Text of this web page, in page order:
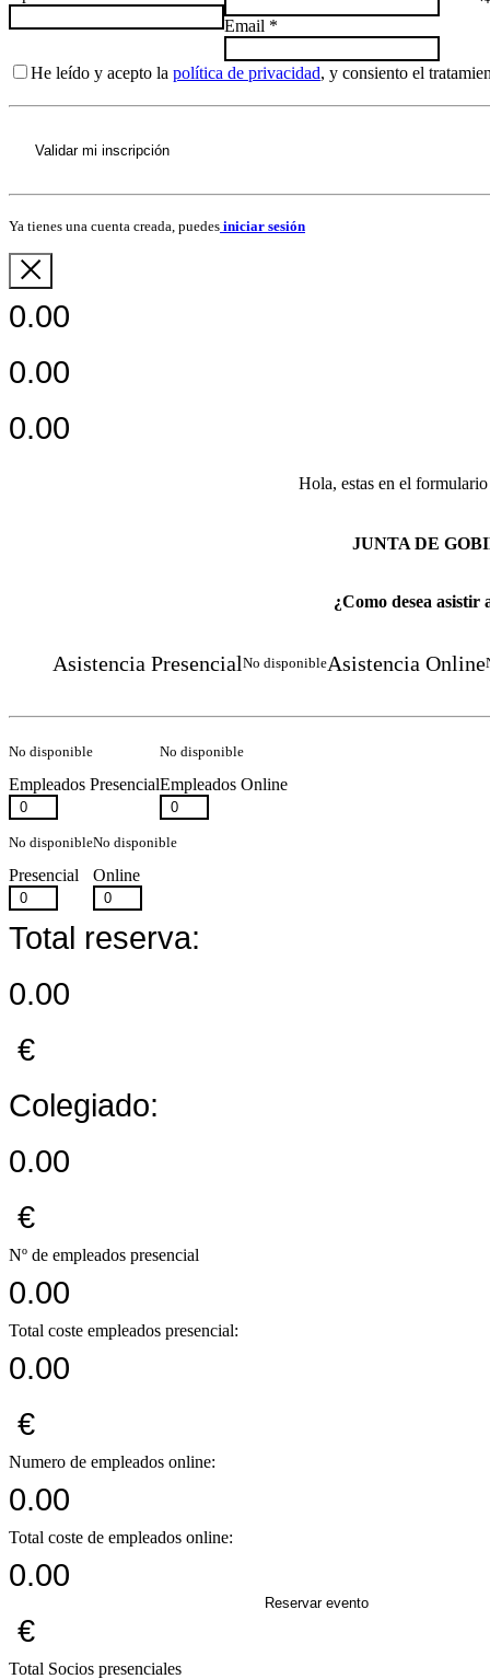
Email *
He leído y acepto la política de privacidad, y consiento el
Validar mi inscripción
Ya tienes una cuenta creada, puedes iniciar sesión
0.00
0.00
0.00
Hola, estas en el formulario
JUNTA DE
¿Como desea asistir
Asistencia PresencialNo disponibleAsistencia Online
No disponible
Empleados Presencial
No disponible
Empleados Online
No disponible
Presencial
No disponible
Online
Total reserva:
0.00
€
Colegiado:
0.00
€
Nº de empleados presencial
0.00
Total coste empleados presencial:
0.00
€
Numero de empleados online:
0.00
Total coste de empleados online:
0.00
€
Total Socios presenciales
Reservar evento